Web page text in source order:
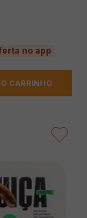
no app
CARRINHO